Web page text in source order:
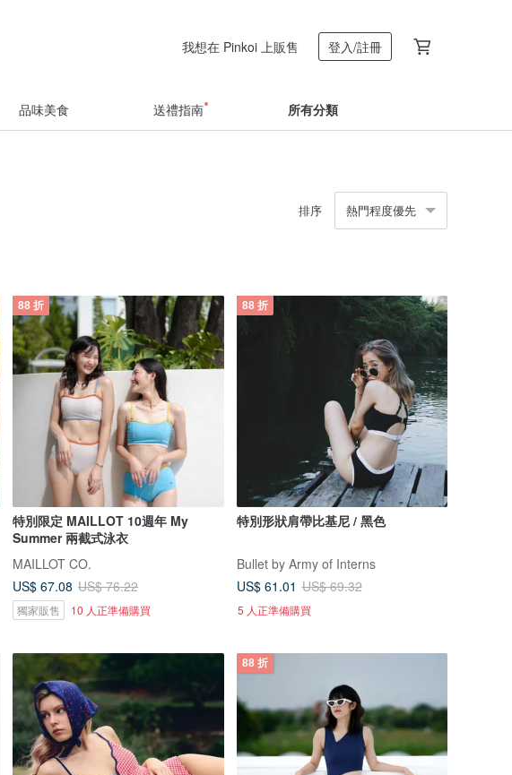
我想在 Pinkoi 上販售 登入/註冊
品味美食 送禮指南 所有分類
排序 熱門程度優先
88 折
特別限定 MAILLOT 10週年 My
Summer 兩截式泳衣
MAILLOT CO.
US$ 67.08 US$ 76.22
獨家販售 10 人正準備購買
88 折
特別形狀肩帶比基尼 / 黑色
Bullet by Army of Interns
US$ 61.01 US$ 69.32
5 人正準備購買
88 折